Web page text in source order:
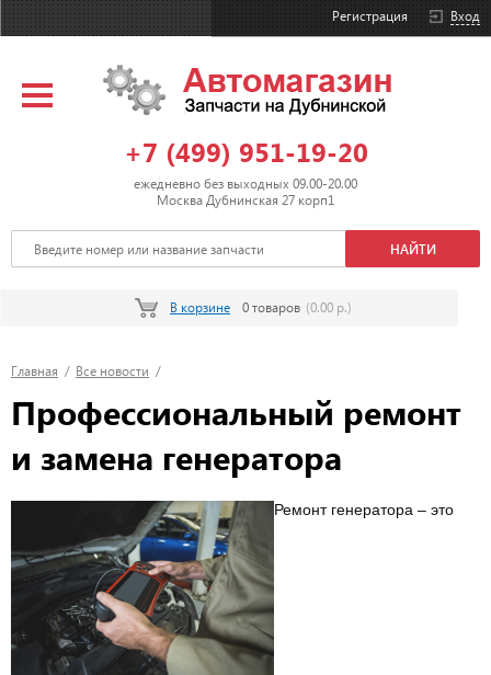
Вход
Регистрация
+7 (499) 951-19-20
ежедневно без выходных 09.00-20.00
Москва Дубнинская 27 корп1
В корзине 0 товаров (0.00 р.)
Главная / Все новости /
Профессиональный ремонт
и замена генератора
Ремонт генератора – это